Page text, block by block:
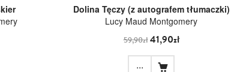
Dolina Tęczy (z autografem tłumaczki)
Lucy Maud Montgomery
59,90zł41,90zł
...